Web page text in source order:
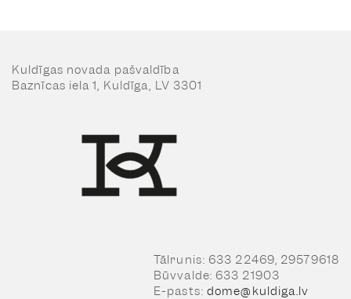
Kuldīgas novada pašvaldība
Baznīcas iela 1, Kuldīga, LV 3301
Tālrunis: 633 22469, 29579618
Būvvalde: 633 21903
E-pasts: dome@kuldiga.lv